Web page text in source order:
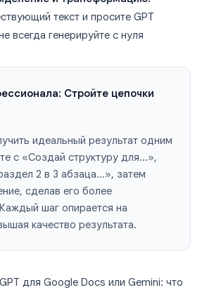
текст и просите GPT
всегда генерируйте с нуля
Стройте цепочки
идеальный результат одним
с «Создай структуру для...»,
2 в 3 абзаца...», затем
сделав его более
шаг опирается на
качество результата.
для Google Docs или Gemini: что